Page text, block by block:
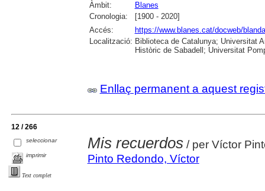
Àmbit:
Blanes
Cronologia:
[1900 - 2020]
Accés:
https://www.blanes.cat/docweb/
Localització: Biblioteca de Catalunya; Universitat
Històric de Sabadell; Universitat
Enllaç permanent a aquest
12 / 266
seleccionar
imprimir
Text complet
Mis recuerdos/ per Víctor
Pinto Redondo, Víctor